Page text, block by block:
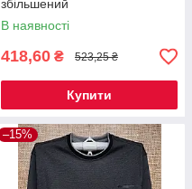
збільшений
В наявності
418,60 ₴ 523,25 ₴
Купити
–15%